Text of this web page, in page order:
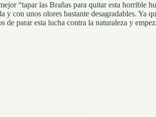
“tapar las Brañas para quitar esta horrible
con unos olores bastante desagradables.
parar esta lucha contra la naturaleza y